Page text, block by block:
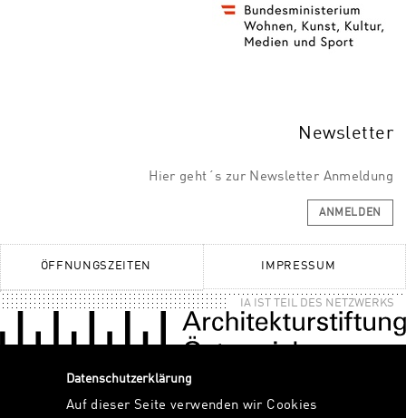
Newsletter
Hier geht´s zur Newsletter Anmeldung
ANMELDEN
ÖFFNUNGSZEITEN IMPRESSUM
IA IST TEIL DES NETZWERKS
Datenschutzerklärung
Auf dieser Seite verwenden wir Cookies